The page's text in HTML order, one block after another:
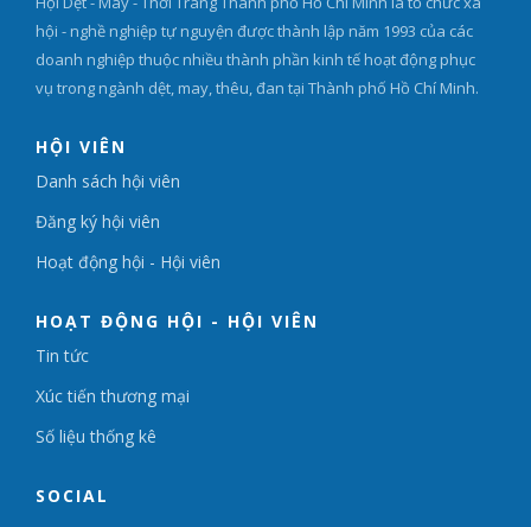
hội - nghề nghiệp tự nguyện được thành lập năm 1993 của các
doanh nghiệp thuộc nhiều thành phần kinh tế hoạt động phục
vụ trong ngành dệt, may, thêu, đan tại Thành phố Hồ Chí Minh.
HỘI VIÊN
Danh sách hội viên
Đăng ký hội viên
Hoạt động hội - Hội viên
HOẠT ĐỘNG HỘI - HỘI VIÊN
Tin tức
Xúc tiến thương mại
Số liệu thống kê
SOCIAL